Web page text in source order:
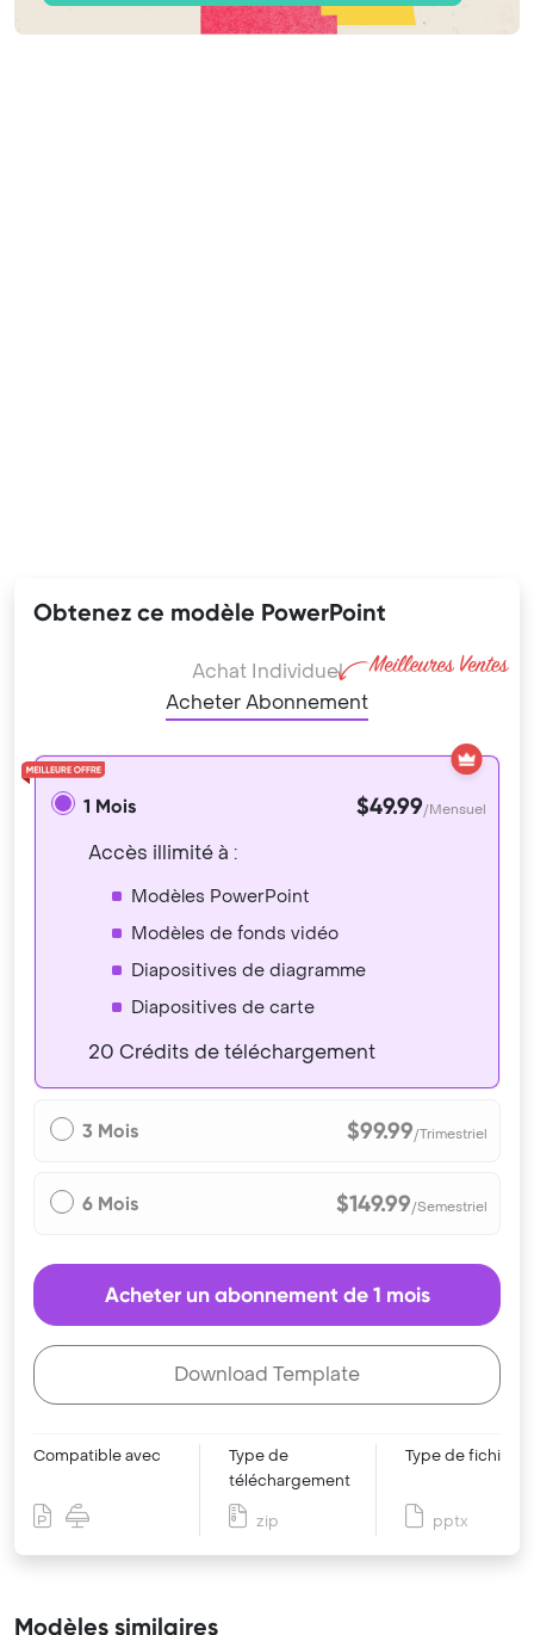
Obtenez ce modèle PowerPoint
Achat Individuel
Acheter Abonnement
1 Mois $49.99/Mensuel
Accès illimité à :
Modèles PowerPoint
Modèles de fonds vidéo
Diapositives de diagramme
Diapositives de carte
20 Crédits de téléchargement
3 Mois $99.99/Trimestriel
6 Mois $149.99/Semestriel
Acheter un abonnement de 1 mois
Download Template
Compatible avec
Type de
téléchargement
zip
Type de fichier
pptx
Modèles similaires